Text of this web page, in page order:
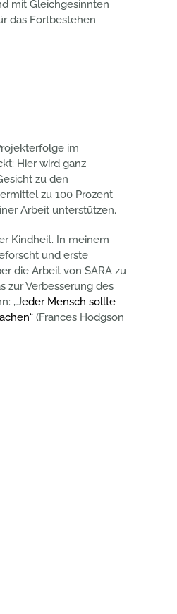
mit Gleichgesinnten
das Fortbestehen
im
Hier wird ganz
zu den
zu 100 Prozent
Arbeit unterstützen.
Kindheit. In meinem
und erste
die Arbeit von SARA zu
zur Verbesserung des
„Jeder Mensch sollte
(Frances Hodgson